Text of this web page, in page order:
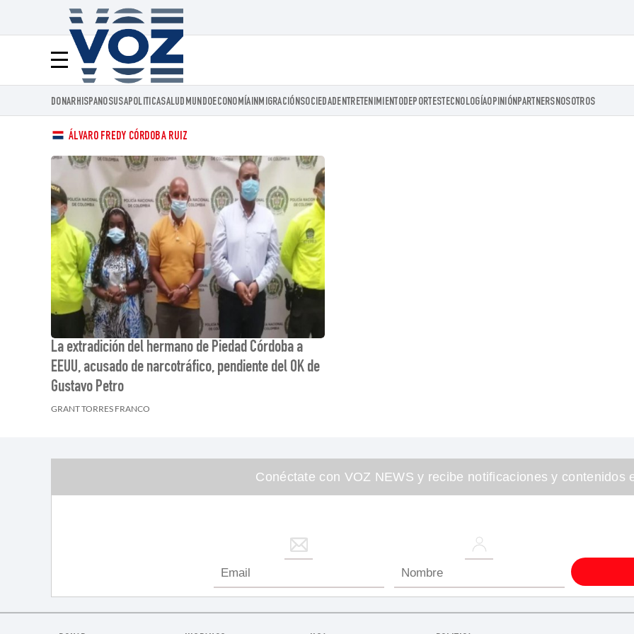
Menú
Voz.us
DONARHISPANOSUSAPOLITICASALUD MUNDOECONOMÍAINMIGRACIÓNSOCIEDADENTRETENIMIENTODEPORTESTECNOLOGÍAOPINIÓNPARTNERSNOSOTROS
ÁLVARO FREDY CÓRDOBA RUIZ
La extradición del hermano de Piedad Córdoba a
EEUU, acusado de narcotráfico, pendiente del OK de
Gustavo Petro
GRANT TORRES FRANCO
Conéctate con VOZ NEWS y recibe notificaciones y contenidos